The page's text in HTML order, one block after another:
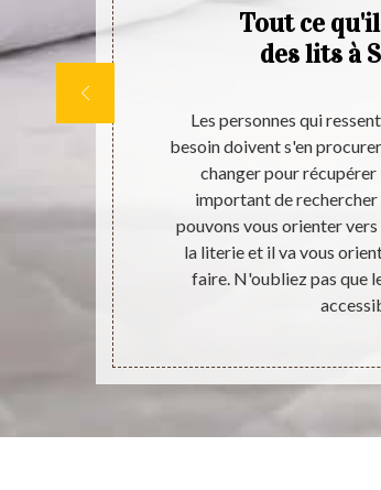
il est
Tout ce
des lits à
Les personnes qui
besoin doivent s'en
changer pour récupérer
important de rechercher
pouvons vous orienter
la literie et il va vous
faire. N'oubliez pas que